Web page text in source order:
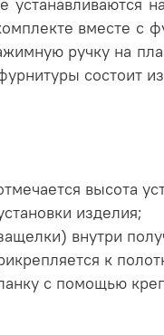
вместе с
ручку на
состоит
высота
изделия;
внутри
к
с помощью